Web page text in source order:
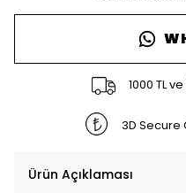
1000 TL
3D
Ürün Açıklaması